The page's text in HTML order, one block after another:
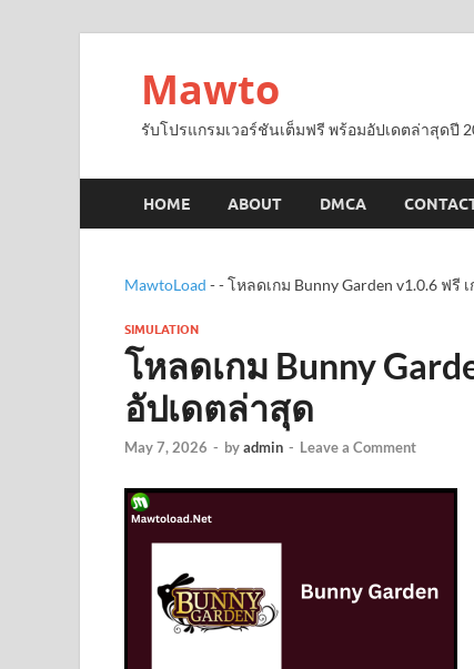
Mawto
รับโปรแกรมเวอร์ชันเต็มฟรี พร้อมอัปเดตล่าสุดปี
HOME ABOUT DMCA
MawtoLoad --โหลดเกม Bunny Garden v1.0.6 ฟรี
SIMULATION
โหลดเกม Bunny
อัปเดตล่าสุด
May 7, 2026 - byadmin - Leave a Comment